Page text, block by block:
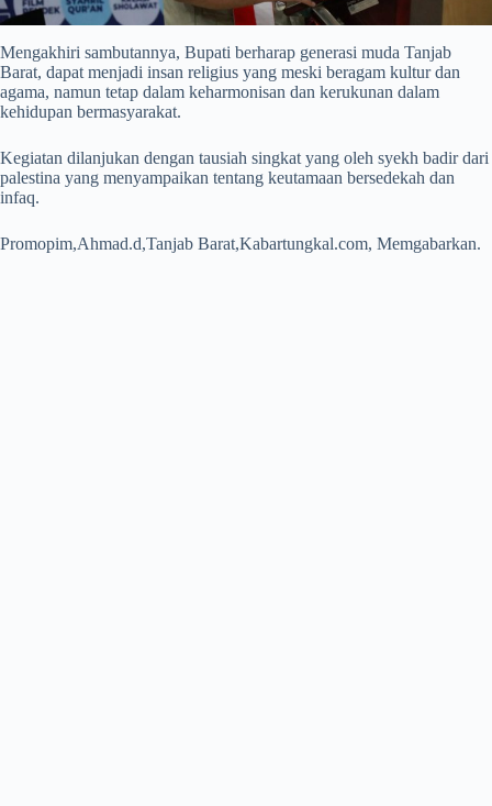
Mengakhiri sambutannya, Bupati berharap generasi muda Tanjab
Barat, dapat menjadi insan religius yang meski beragam kultur dan
agama, namun tetap dalam keharmonisan dan kerukunan dalam
kehidupan bermasyarakat.
Kegiatan dilanjukan dengan tausiah singkat yang oleh syekh badir dari
palestina yang menyampaikan tentang keutamaan bersedekah dan
infaq.
Promopim,Ahmad.d,Tanjab Barat,Kabartungkal.com, Memgabarkan.